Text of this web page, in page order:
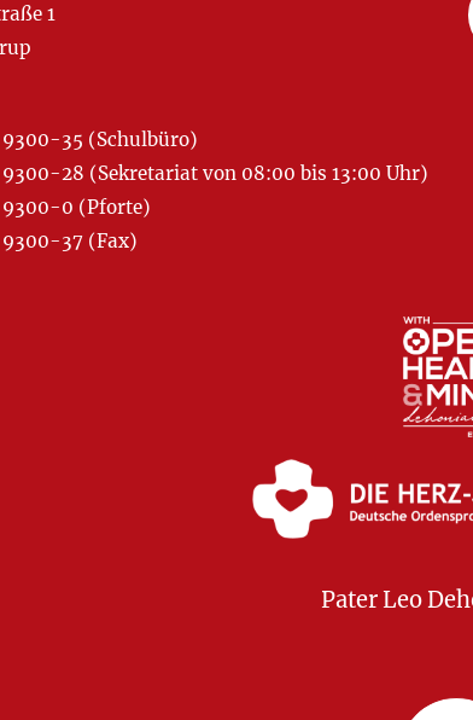
1
35 (Schulbüro)
28 (Sekretariat von 08:00 bis 13:00 Uhr)
0 (Pforte)
37 (Fax)
Pater Leo